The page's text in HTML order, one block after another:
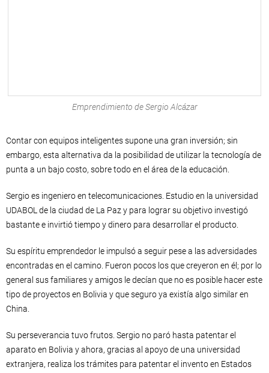
Emprendimiento de Sergio Alcázar
Contar con equipos inteligentes supone una gran inversión; sin
embargo, esta alternativa da la posibilidad de utilizar la tecnología de
punta a un bajo costo, sobre todo en el área de la educación.
Sergio es ingeniero en telecomunicaciones. Estudio en la universidad
UDABOL de la ciudad de La Paz y para lograr su objetivo investigó
bastante e invirtió tiempo y dinero para desarrollar el producto.
Su espíritu emprendedor le impulsó a seguir pese a las adversidades
encontradas en el camino. Fueron pocos los que creyeron en él; por lo
general sus familiares y amigos le decían que no es posible hacer este
tipo de proyectos en Bolivia y que seguro ya existía algo similar en
China.
Su perseverancia tuvo frutos. Sergio no paró hasta patentar el
aparato en Bolivia y ahora, gracias al apoyo de una universidad
extranjera, realiza los trámites para patentar el invento en Estados